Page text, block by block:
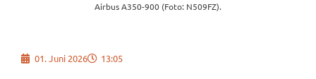
Airbus A350-900 (Foto: N509FZ).
01. Juni 2026 13:05